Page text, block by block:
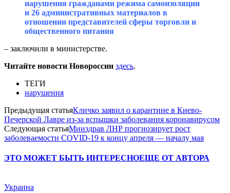
нарушения гражданами режима самоизоляции
и 26 административных материалов в
отношении представителей сферы торговли и
общественного питания
– заключили в министерстве.
Читайте новости Новороссии здесь.
ТЕГИ
нарушения
Предыдущая статьяКличко заявил о карантине в Киево-
Печерской Лавре из-за вспышки заболевания коронавирусом
Следующая статьяМинздрав ЛНР прогнозирует рост
заболеваемости COVID-19 к концу апреля — началу мая
ЭТО МОЖЕТ БЫТЬ ИНТЕРЕСНОЕЩЕ ОТ АВТОРА
Украина